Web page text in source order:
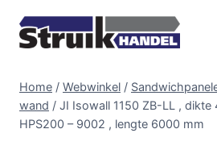
naar
inhoud
Home / Webwinkel /
wand / JI Isowall 1150 ZB-LL , dikte
HPS200 – 9002 , lengte 6000 mm